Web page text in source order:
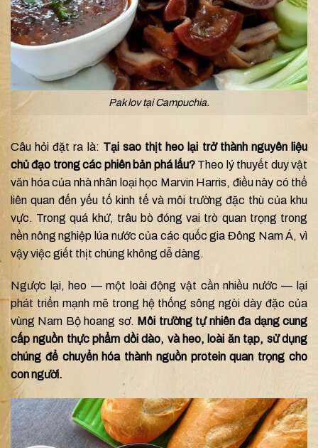
Pak lov tại Campuchia.
Câu hỏi đặt ra là: Tại sao thịt heo lại trở thành nguyên liệu
chủ đạo trong các phiên bản phá lấu?Theo lý thuyết duy vật
văn hóa của nhà nhân loại học Marvin Harris, điều này có thể
liên quan đến yếu tố kinh tế và môi trường đặc thù của khu
vực. Trong quá khứ, trâu bò đóng vai trò quan trọng trong
nền nông nghiệp lúa nước của các quốc gia Đông Nam Á, vì
vậy việc giết thịt chúng không dễ dàng.
Ngược lại, heo — một loài động vật cần nhiều nước — lại
phát triển mạnh mẽ trong hệ thống sông ngòi dày đặc của
vùng Nam Bộ hoang sơ. Môi trường tự nhiên đa dạng cung
cấp nguồn thực phẩm dồi dào, và heo, loài ăn tạp, sử dụng
chúng để chuyển hóa thành nguồn protein quan trọng cho
con người.